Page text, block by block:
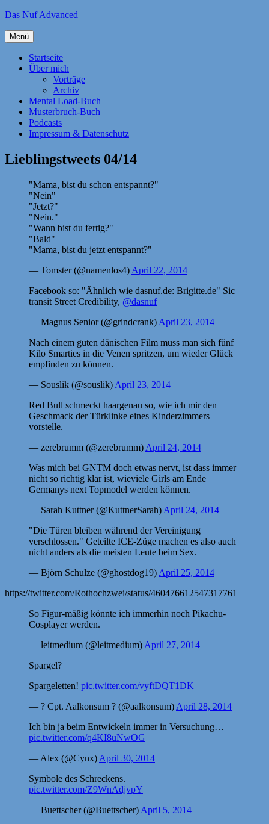
Zum
springen
Das Nuf Advanced
Menü
Startseite
Über mich
Vorträge
Archiv
Mental Load-Buch
Musterbruch-Buch
Podcasts
Impressum & Datenschutz
Lieblingstweets 04/14
"Mama, bist du schon entspannt?"
"Nein"
"Jetzt?"
"Nein."
"Wann bist du fertig?"
"Bald"
"Mama, bist du jetzt entspannt?"
— Tomster (@namenlos4) April 22, 2014
Facebook so: "Ähnlich wie dasnuf.de: Brigitte.de" Sic
transit Street Credibility, @dasnuf
— Magnus Senior (@grindcrank) April 23, 2014
Nach einem guten dänischen Film muss man sich fünf
Kilo Smarties in die Venen spritzen, um wieder Glück
empfinden zu können.
— Souslik (@souslik) April 23, 2014
Red Bull schmeckt haargenau so, wie ich mir den
Geschmack der Türklinke eines Kinderzimmers
vorstelle.
— zerebrumm (@zerebrumm) April 24, 2014
Was mich bei GNTM doch etwas nervt, ist dass immer
nicht so richtig klar ist, wieviele Girls am Ende
Germanys next Topmodel werden können.
— Sarah Kuttner (@KuttnerSarah) April 24, 2014
"Die Türen bleiben während der Vereinigung
verschlossen." Geteilte ICE-Züge machen es also auch
nicht anders als die meisten Leute beim Sex.
— Björn Schulze (@ghostdog19) April 25, 2014
https://twitter.com/Rothochzwei/status/460476612547317761
So Figur-mäßig könnte ich immerhin noch Pikachu-
Cosplayer werden.
— leitmedium (@leitmedium) April 27, 2014
Spargel?
Spargeletten! pic.twitter.com/vyftDQT1DK
— ? Cpt. Aalkonsum ? (@aalkonsum) April 28, 2014
Ich bin ja beim Entwickeln immer in Versuchung…
pic.twitter.com/q4KI8uNwOG
— Alex (@Cynx) April 30, 2014
Symbole des Schreckens.
pic.twitter.com/Z9WnAdjvpY
— Buettscher (@Buettscher) April 5, 2014